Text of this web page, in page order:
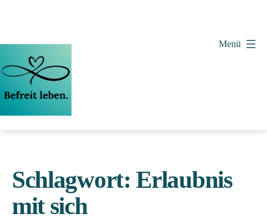
springen
Menü
Schlagwort: Erlaubnis
mit sich